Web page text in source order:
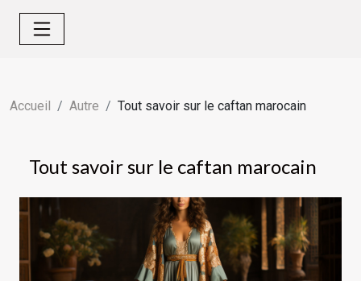
Accueil Autre Tout savoir sur le caftan marocain
Tout savoir sur le caftan marocain